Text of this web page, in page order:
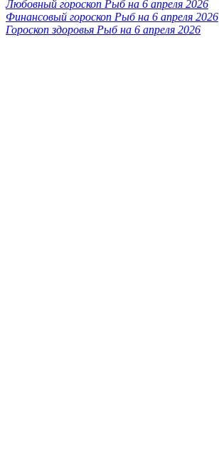
Любовный гороскоп Рыб на 6 апреля 2026
Финансовый гороскоп Рыб на 6 апреля 2026
Гороскоп здоровья Рыб на 6 апреля 2026